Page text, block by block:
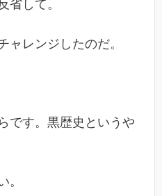
省して。
ャレンジしたのだ。
です。黒歴史というや
。